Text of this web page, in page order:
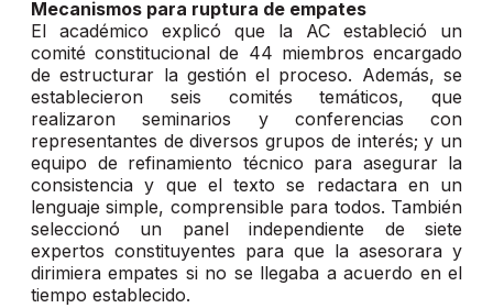
Mecanismos para ruptura de empates
El académico explicó que la AC estableció un
comité constitucional de 44 miembros encargado
de estructurar la gestión el proceso. Además, se
establecieron seis comités temáticos, que
realizaron seminarios y conferencias con
representantes de diversos grupos de interés; y un
equipo de refinamiento técnico para asegurar la
consistencia y que el texto se redactara en un
lenguaje simple, comprensible para todos. También
seleccionó un panel independiente de siete
expertos constituyentes para que la asesorara y
dirimiera empates si no se llegaba a acuerdo en el
tiempo establecido.